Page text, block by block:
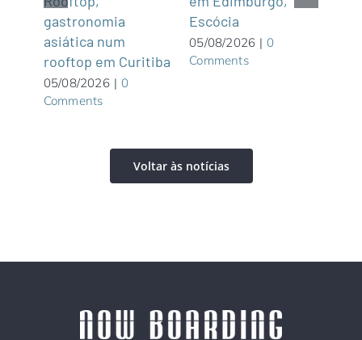
gastronomia
asiática num
rooftop em Curitiba
05/08/2026 | 0
Comments
Escócia
05/08/2026 | 0
Comments
Voltar às notícias